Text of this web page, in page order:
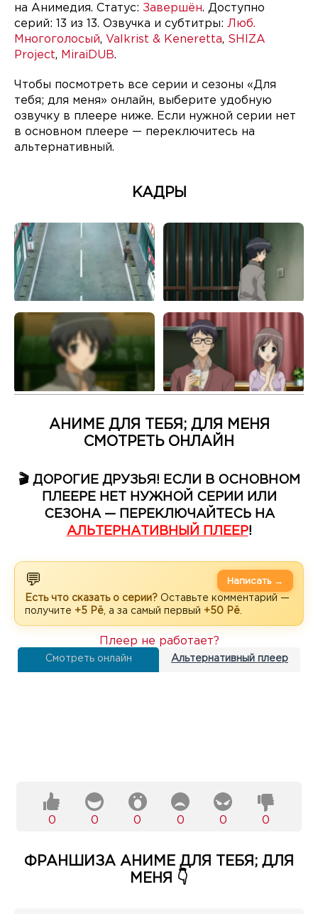
на Анимедия. Статус: Завершён. Доступно
серий: 13 из 13. Озвучка и субтитры: Люб.
Многоголосый, Valkrist & Keneretta, SHIZA
Project, MiraiDUB.
Чтобы посмотреть все серии и сезоны «Для
тебя; для меня» онлайн, выберите удобную
озвучку в плеере ниже. Если нужной серии нет
в основном плеере — переключитесь на
альтернативный.
КАДРЫ
АНИМЕ ДЛЯ ТЕБЯ; ДЛЯ МЕНЯ
СМОТРЕТЬ ОНЛАЙН
🎬 ДОРОГИЕ ДРУЗЬЯ! ЕСЛИ В ОСНОВНОМ
ПЛЕЕРЕ НЕТ НУЖНОЙ СЕРИИ ИЛИ
СЕЗОНА — ПЕРЕКЛЮЧАЙТЕСЬ НА
АЛЬТЕРНАТИВНЫЙ ПЛЕЕР!
💬
Есть что сказать о серии? Оставьте комментарий —
получите +5 Рё , а за самый первый +50 Рё
Написать →
Смотреть онлайн Альтернативный плеер
Плеер не работает?
0 0 0 0 0 0
ФРАНШИЗА АНИМЕ ДЛЯ ТЕБЯ; ДЛЯ
МЕНЯ 👇